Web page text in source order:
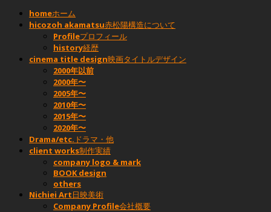
homeホーム
hicozoh akamatsu赤松陽構造について
Profileプロフィール
history経歴
cinema title design映画タイトルデザイン
2000年以前
2000年〜
2005年〜
2010年〜
2015年〜
2020年〜
Drama/etc. ドラマ・他
client works制作実績
company logo & mark
BOOK design
others
Nichiei Art日映美術
Company Profile会社概要